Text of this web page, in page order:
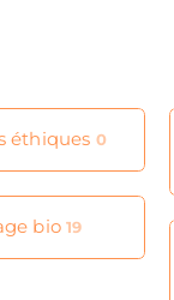
éthiques 0
bio19